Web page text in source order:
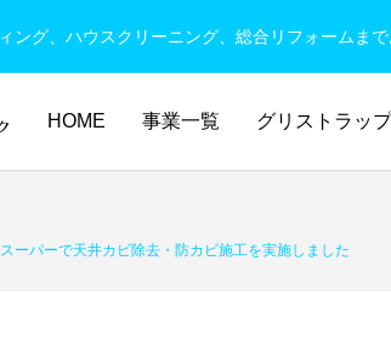
ング、ハウスクリーニング、総合リフォームま
HOME 事業一覧 グリストラッ
ーパーで天井カビ除去・防カビ施工を実施しました